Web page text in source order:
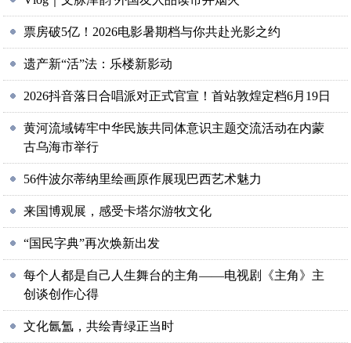
票房破5亿！2026电影暑期档与你共赴光影之约
遗产新“活”法：乐楼新影动
2026抖音落日合唱派对正式官宣！首站敦煌定档6月19日
黄河流域铸牢中华民族共同体意识主题交流活动在内蒙
古乌海市举行
56件波尔蒂纳里绘画原作展现巴西艺术魅力
来国博观展，感受卡塔尔游牧文化
“国民字典”再次焕新出发
每个人都是自己人生舞台的主角——电视剧《主角》主
创谈创作心得
文化氤氲，共绘青绿正当时